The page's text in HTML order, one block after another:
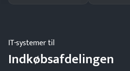
IT-systemer til
Indkøbsafdelingen